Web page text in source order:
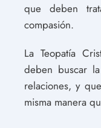
que deben
compasión.
La Teopatía
deben buscar
relaciones, y
misma manera